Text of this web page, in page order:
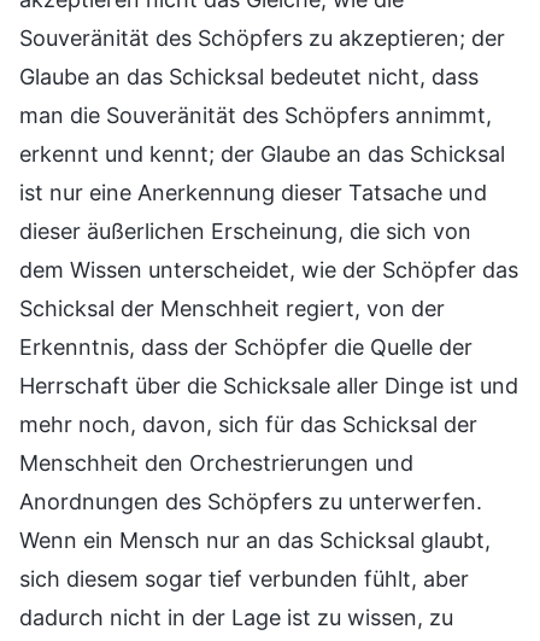
Souveränität des Schöpfers zu akzeptieren; der
Glaube an das Schicksal bedeutet nicht, dass
man die Souveränität des Schöpfers annimmt,
erkennt und kennt; der Glaube an das Schicksal
ist nur eine Anerkennung dieser Tatsache und
dieser äußerlichen Erscheinung, die sich von
dem Wissen unterscheidet, wie der Schöpfer das
Schicksal der Menschheit regiert, von der
Erkenntnis, dass der Schöpfer die Quelle der
Herrschaft über die Schicksale aller Dinge ist und
mehr noch, davon, sich für das Schicksal der
Menschheit den Orchestrierungen und
Anordnungen des Schöpfers zu unterwerfen.
Wenn ein Mensch nur an das Schicksal glaubt,
sich diesem sogar tief verbunden fühlt, aber
dadurch nicht in der Lage ist zu wissen, zu